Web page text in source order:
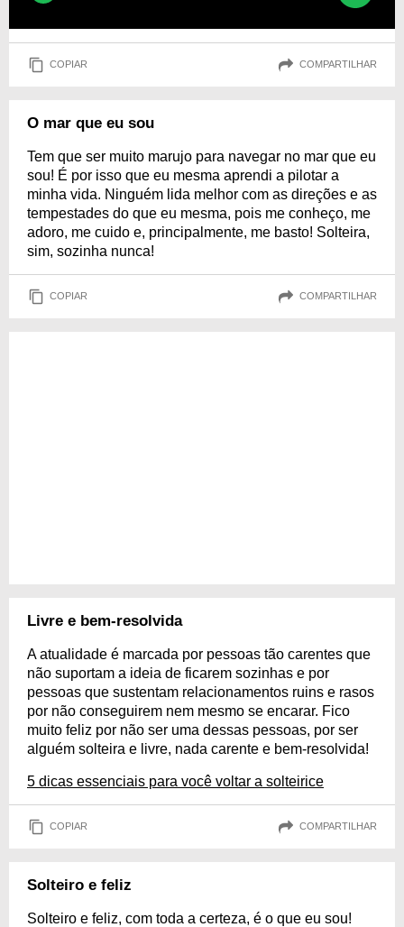
COPIAR COMPARTILHAR
O mar que eu sou
Tem que ser muito marujo para navegar no mar que eu
sou! É por isso que eu mesma aprendi a pilotar a
minha vida. Ninguém lida melhor com as direções e as
tempestades do que eu mesma, pois me conheço, me
adoro, me cuido e, principalmente, me basto! Solteira,
sim, sozinha nunca!
COPIAR COMPARTILHAR
Livre e bem-resolvida
A atualidade é marcada por pessoas tão carentes que
não suportam a ideia de ficarem sozinhas e por
pessoas que sustentam relacionamentos ruins e rasos
por não conseguirem nem mesmo se encarar. Fico
muito feliz por não ser uma dessas pessoas, por ser
alguém solteira e livre, nada carente e bem-resolvida!
5 dicas essenciais para você voltar a solteirice
COPIAR COMPARTILHAR
Solteiro e feliz
Solteiro e feliz, com toda a certeza, é o que eu sou!